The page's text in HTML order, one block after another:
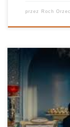
przez Roch
Ostatnio ukazała
wzgórza Emily
Historia
zmodyfikowana,